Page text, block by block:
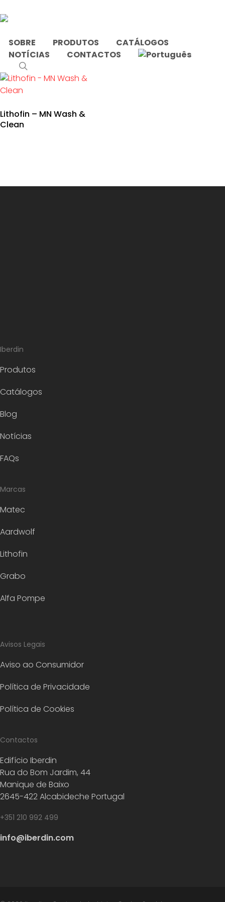
to
content
SOBRE PRODUTOS
CATÁLOGOS
NOTÍCIAS
CONTACTOS
Início Produtos etiquetados com “lava”
Lithofin – MN Wash &
Clean
Iberdin
Produtos
Catálogos
Blog
Notícias
FAQs
Marcas
Matec
Aardwolf
Lithofin
Grabo
Alfa Pompe
Avisos Legais
Aviso ao Consumidor
Política de Privacidade
Política de Cookies
Contactos
Edifício Iberdin
Rua do Bom Jardim, 44
Manique de Baixo
2645-422 Alcabideche Portugal
+351 210 992 499
info@iberdin.com